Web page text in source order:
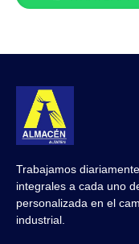
Trabajamos
integrales a cada uno
personalizada en el
industrial.